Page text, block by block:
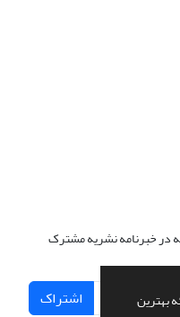
بهترین
در خبرنامه نشریه مشترک
اشتراک